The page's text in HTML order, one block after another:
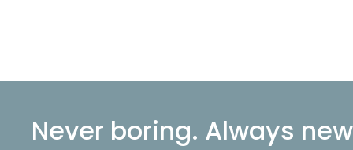
Never boring. Always